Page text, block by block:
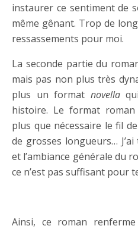
instaurer ce sentiment de
même gênant. Trop de
ressassements pour moi.
La seconde partie du
mais pas non plus très
plus un format novellaqui
histoire. Le format
plus que nécessaire le fil
de grosses longueurs…
et l’ambiance générale du
ce n’est pas suffisant pour
Ainsi, ce roman